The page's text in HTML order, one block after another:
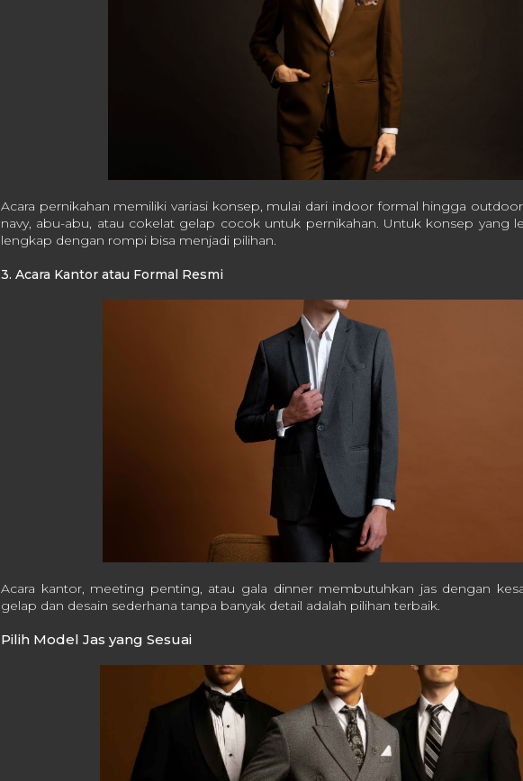
Acara pernikahan memiliki variasi konsep, mulai dari indoor formal hingga
navy, abu-abu, atau cokelat gelap cocok untuk pernikahan. Untuk konsep yang
lengkap dengan rompi bisa menjadi pilihan.
3. Acara Kantor atau Formal Resmi
Acara kantor, meeting penting, atau gala dinner membutuhkan jas dengan
gelap dan desain sederhana tanpa banyak detail adalah pilihan terbaik.
Pilih Model Jas yang Sesuai